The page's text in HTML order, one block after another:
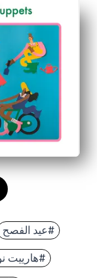
تلهم الشخصيات
تعمل عمليات القطع
رائعة للفصول
#عيد الفصح
#هارييت